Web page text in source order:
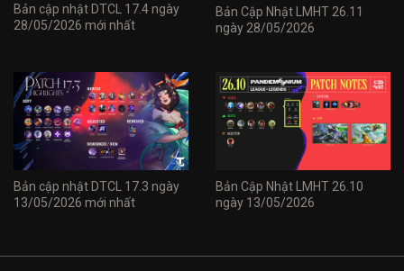
Bản cập nhật DTCL 17.4 ngày
28/05/2026 mới nhất
Bản Cập Nhật LMHT 26.11
ngày 28/05/2026
Bản cập nhật DTCL 17.3 ngày
13/05/2026 mới nhất
Bản Cập Nhật LMHT 26.10
ngày 13/05/2026